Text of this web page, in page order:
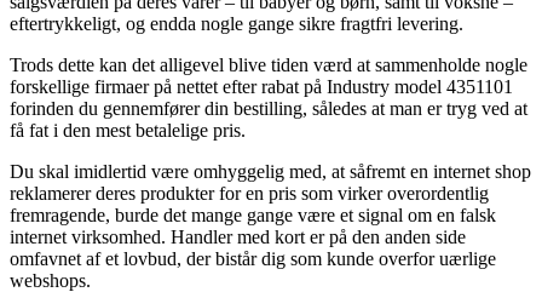
eftertrykkeligt, og endda nogle gange sikre fragtfri levering.
Trods dette kan det alligevel blive tiden værd at sammenholde nogle
forskellige firmaer på nettet efter rabat på Industry model 4351101
forinden du gennemfører din bestilling, således at man er tryg ved at
få fat i den mest betalelige pris.
Du skal imidlertid være omhyggelig med, at såfremt en internet shop
reklamerer deres produkter for en pris som virker overordentlig
fremragende, burde det mange gange være et signal om en falsk
internet virksomhed. Handler med kort er på den anden side
omfavnet af et lovbud, der bistår dig som kunde overfor uærlige
webshops.